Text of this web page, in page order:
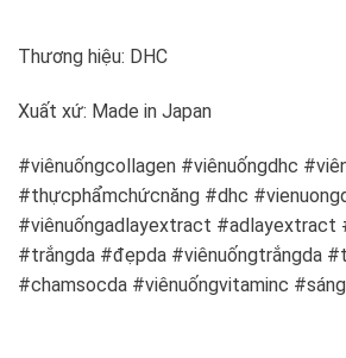
Thương hiệu: DHC
Xuất xứ: Made in Japan
#viênuốngcollagen #viênuốngdhc
#thựcphẩmchứcnăng #dhc
#viênuốngadlayextract #adlayextract
#trắngda #đẹpda #viênuốngtrắngda
#chamsocda #viênuốngvitaminc